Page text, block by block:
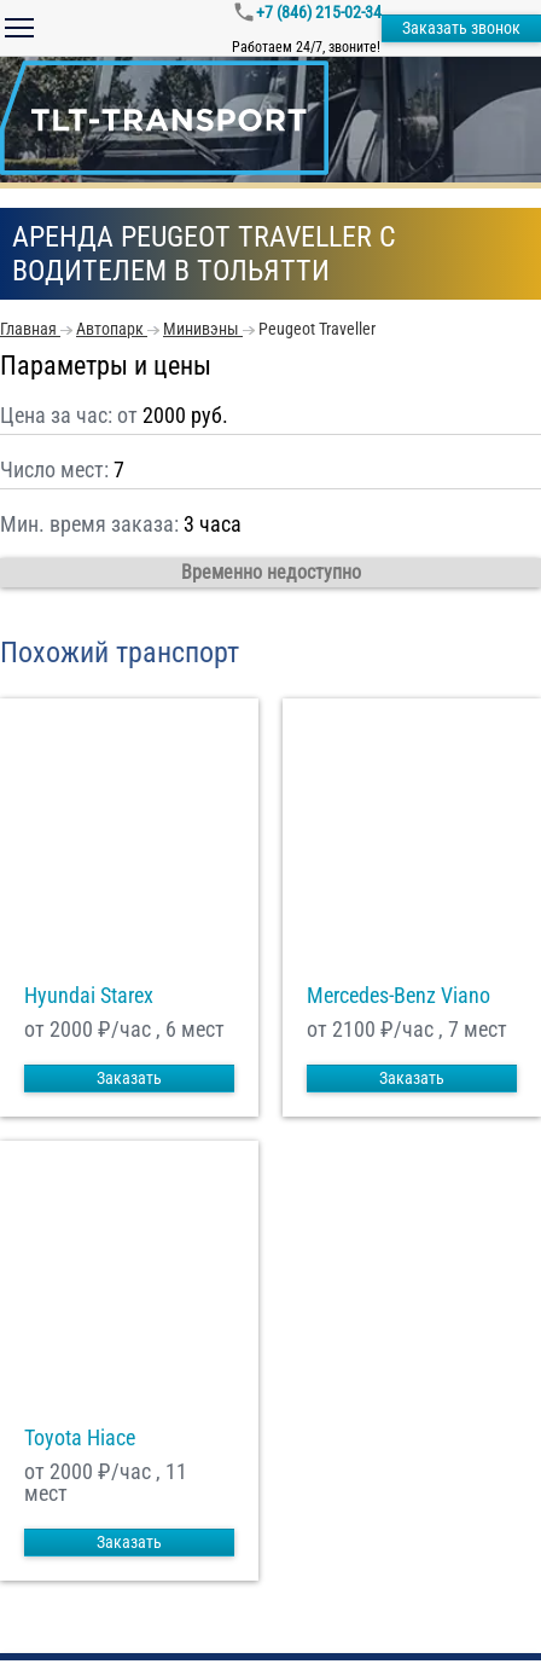
+7 (846) 215-02-34
Работаем 24/7, звоните!
Заказать звонок
АРЕНДА PEUGEOT TRAVELLER С
ВОДИТЕЛЕМ В ТОЛЬЯТТИ
Главная Автопарк Минивэны Peugeot Traveller
Параметры и цены
Цена за час: от2000 руб.
Число мест: 7
Мин. время заказа: 3 часа
Временно недоступно
Похожий транспорт
Hyundai Starex
от 2000 ₽/час , 6 мест
Заказать
Mercedes-Benz Viano
от 2100 ₽/час , 7 мест
Заказать
Toyota Hiace
от 2000 ₽/час , 11
мест
Заказать
Отправить заказ